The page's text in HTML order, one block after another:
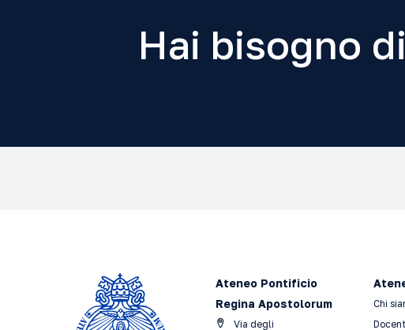
Hai bisogno
Ateneo Pontificio
Regina Apostolorum
Via degli
Chi